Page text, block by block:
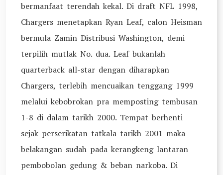
bermanfaat terendah kekal. Di draft NFL 1998,
Chargers menetapkan Ryan Leaf, calon Heisman
bermula Zamin Distribusi Washington, demi
terpilih mutlak No. dua. Leaf bukanlah
quarterback all-star dengan diharapkan
Chargers, terlebih mencuaikan tenggang 1999
melalui kebobrokan pra memposting tembusan
1-8 di dalam tarikh 2000. Tempat berhenti
sejak perserikatan tatkala tarikh 2001 maka
belakangan sudah pada kerangkeng lantaran
pembobolan gedung & beban narkoba. Di